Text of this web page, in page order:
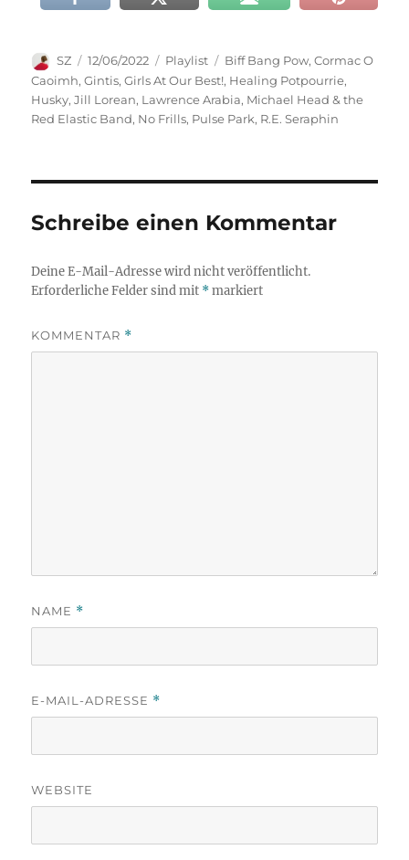
Autor
SZ
Veröffentlicht
am
12/06/2022 Kategorien
Playlist Schlagwörter
Biff Bang Pow,Cormac O
Caoimh,Gintis,Girls At Our Best!, Healing Potpourrie,
Husky,Jill Lorean, Lawrence Arabia, Michael Head & the
Red Elastic Band, No Frills, Pulse Park, R.E. Seraphin
Schreibe einen Kommentar
Deine E-Mail-Adresse wird nicht veröffentlicht.
Erforderliche Felder sind mit *markiert
KOMMENTAR *
NAME *
E-MAIL-ADRESSE *
WEBSITE